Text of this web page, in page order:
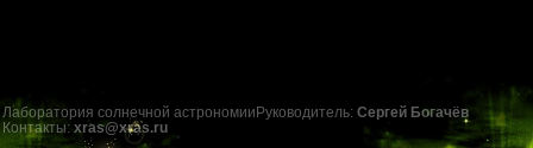
Лаборатория солнечной астрономии Руководитель: Сергей Богачёв
Контакты: xras@xras.ru